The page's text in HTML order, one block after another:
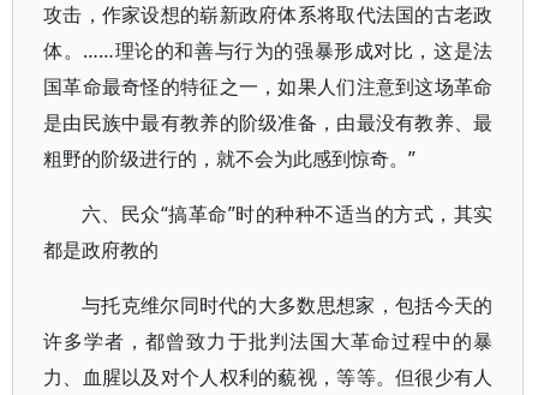
攻击，作家设想的崭新政府体系将取代法国的古老政
体。……理论的和善与行为的强暴形成对比，这是法
国革命最奇怪的特征之一，如果人们注意到这场革命
是由民族中最有教养的阶级准备，由最没有教养、最
粗野的阶级进行的，就不会为此感到惊奇。”
六、民众“搞革命”时的种种不适当的方式，其实
都是政府教的
与托克维尔同时代的大多数思想家，包括今天的
许多学者，都曾致力于批判法国大革命过程中的暴
力、血腥以及对个人权利的藐视，等等。但很少有人